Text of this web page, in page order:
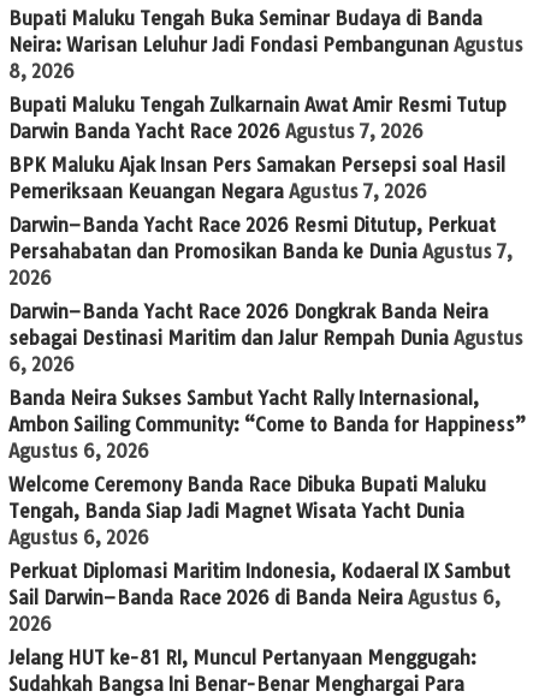
Bupati Maluku Tengah Buka Seminar Budaya di Banda
Neira: Warisan Leluhur Jadi Fondasi Pembangunan Agustus
8, 2026
Bupati Maluku Tengah Zulkarnain Awat Amir Resmi Tutup
Darwin Banda Yacht Race 2026 Agustus 7, 2026
BPK Maluku Ajak Insan Pers Samakan Persepsi soal Hasil
Pemeriksaan Keuangan Negara Agustus 7, 2026
Darwin–Banda Yacht Race 2026 Resmi Ditutup, Perkuat
Persahabatan dan Promosikan Banda ke Dunia Agustus 7,
2026
Darwin–Banda Yacht Race 2026 Dongkrak Banda Neira
sebagai Destinasi Maritim dan Jalur Rempah Dunia Agustus
6, 2026
Banda Neira Sukses Sambut Yacht Rally Internasional,
Ambon Sailing Community: “Come to Banda for Happiness”
Agustus 6, 2026
Welcome Ceremony Banda Race Dibuka Bupati Maluku
Tengah, Banda Siap Jadi Magnet Wisata Yacht Dunia
Agustus 6, 2026
Perkuat Diplomasi Maritim Indonesia, Kodaeral IX Sambut
Sail Darwin–Banda Race 2026 di Banda Neira Agustus 6,
2026
Jelang HUT ke-81 RI, Muncul Pertanyaan Menggugah:
Sudahkah Bangsa Ini Benar-Benar Menghargai Para